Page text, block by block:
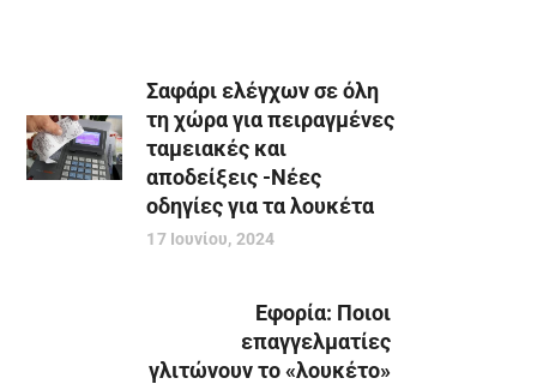
Σαφάρι ελέγχων σε όλη
τη χώρα για πειραγμένες
ταμειακές και
αποδείξεις -Νέες
οδηγίες για τα λουκέτα
17 Ιουνίου, 2024
Εφορία: Ποιοι
επαγγελματίες
γλιτώνουν το «λουκέτο»